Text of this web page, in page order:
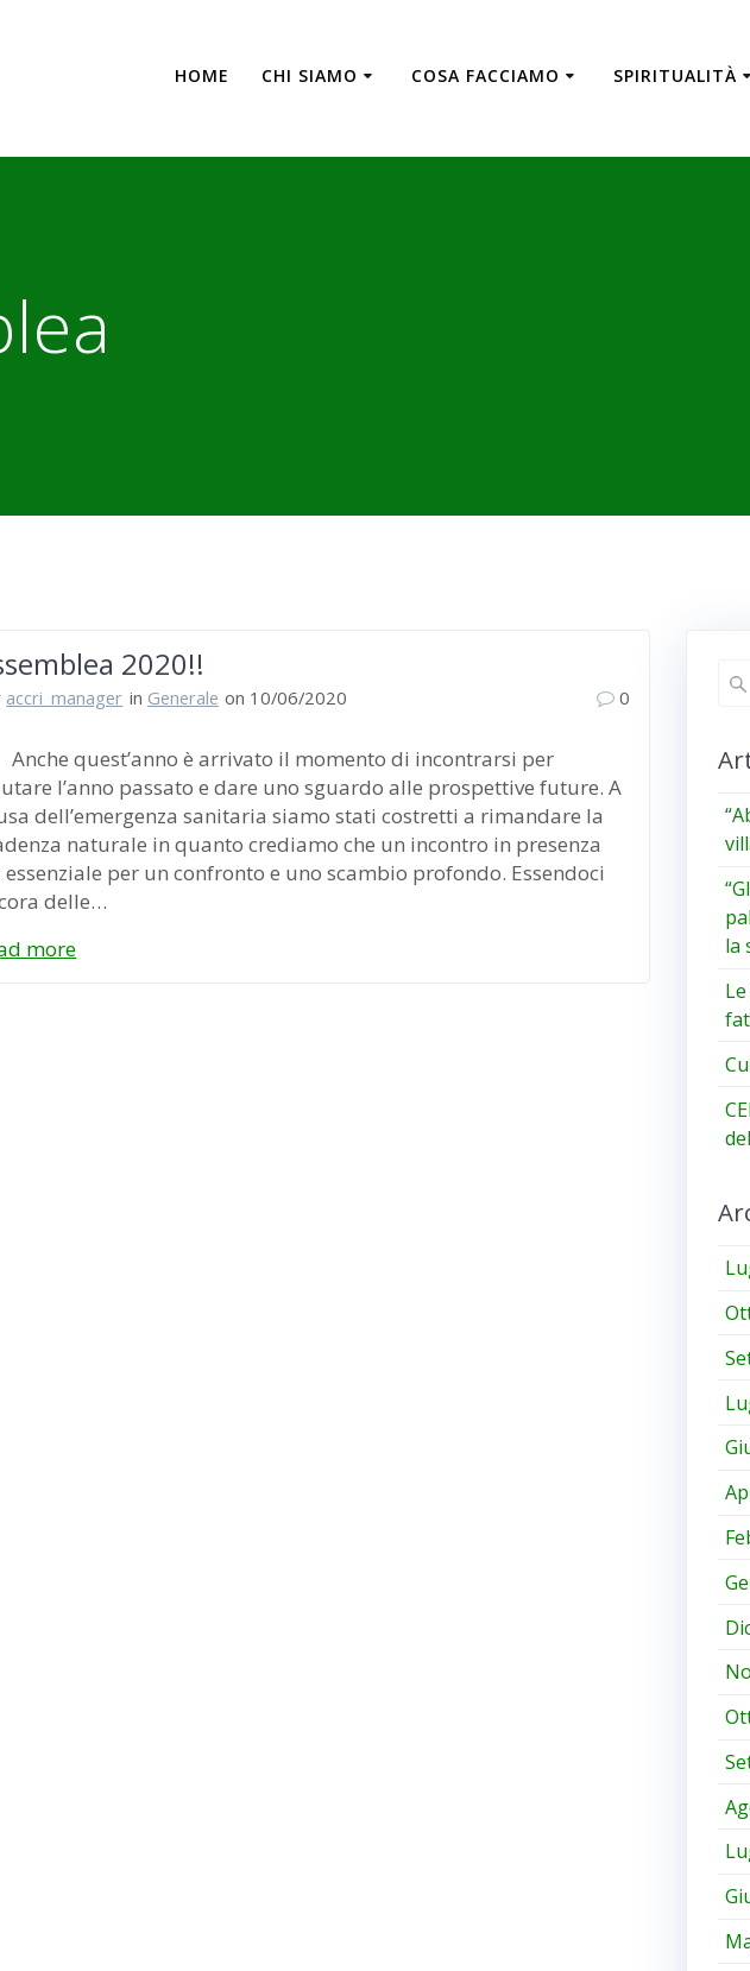
HOME CHI SIAMO COSA FACCIAMO SPIRITUALITÀ
2020!!
accri_manager in Generale on 10/06/2020 0
quest’anno è arrivato il momento di incontrarsi per
l’anno passato e dare uno sguardo alle prospettive future. A
dell’emergenza sanitaria siamo stati costretti a rimandare la
naturale in quanto crediamo che un incontro in presenza
essenziale per un confronto e uno scambio profondo. Essendoci
delle…
more
la